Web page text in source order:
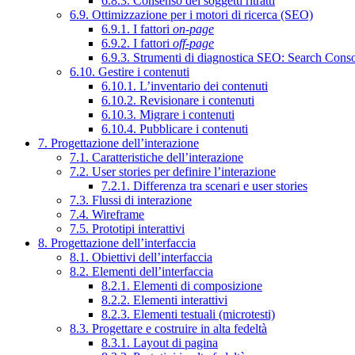
6.9. Ottimizzazione per i motori di ricerca (SEO)
6.9.1. I fattori on-page
6.9.2. I fattori off-page
6.9.3. Strumenti di diagnostica SEO: Search
6.10. Gestire i contenuti
6.10.1. L’inventario dei contenuti
6.10.2. Revisionare i contenuti
6.10.3. Migrare i contenuti
6.10.4. Pubblicare i contenuti
7. Progettazione dell’interazione
7.1. Caratteristiche dell’interazione
7.2. User stories per definire l’interazione
7.2.1. Differenza tra scenari e user stories
7.3. Flussi di interazione
7.4. Wireframe
7.5. Prototipi interattivi
8. Progettazione dell’interfaccia
8.1. Obiettivi dell’interfaccia
8.2. Elementi dell’interfaccia
8.2.1. Elementi di composizione
8.2.2. Elementi interattivi
8.2.3. Elementi testuali (microtesti)
8.3. Progettare e costruire in alta fedeltà
8.3.1. Layout di pagina